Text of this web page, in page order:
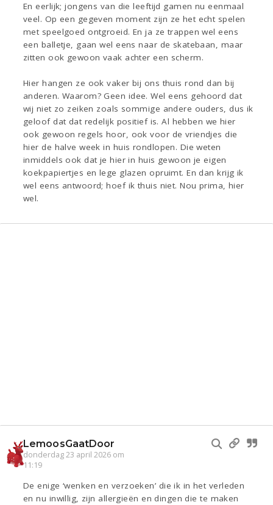
En eerlijk; jongens van die leeftijd gamen nu eenmaal
veel. Op een gegeven moment zijn ze het echt spelen
met speelgoed ontgroeid. En ja ze trappen wel eens
een balletje, gaan wel eens naar de skatebaan, maar
zitten ook gewoon vaak achter een scherm.
Hier hangen ze ook vaker bij ons thuis rond dan bij
anderen. Waarom? Geen idee. Wel eens gehoord dat
wij niet zo zeiken zoals sommige andere ouders, dus ik
geloof dat dat redelijk positief is. Al hebben we hier
ook gewoon regels hoor, ook voor de vriendjes die
hier de halve week in huis rondlopen. Die weten
inmiddels ook dat je hier in huis gewoon je eigen
koekpapiertjes en lege glazen opruimt. En dan krijg ik
wel eens antwoord; hoef ik thuis niet. Nou prima, hier
wel.
LemoosGaatDoor
donderdag 23 april 2026 om
11:19
De enige ‘wenken en verzoeken’ die ik in het verleden
en nu inwillig, zijn allergieën en dingen die te maken